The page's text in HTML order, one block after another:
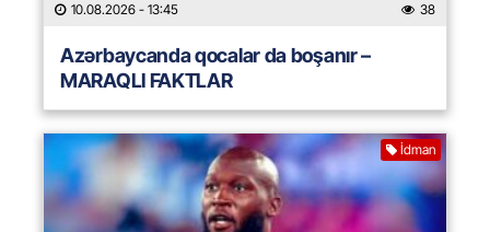
10.08.2026 - 13:45 38
Azərbaycanda qocalar da boşanır –
MARAQLI FAKTLAR
İdman